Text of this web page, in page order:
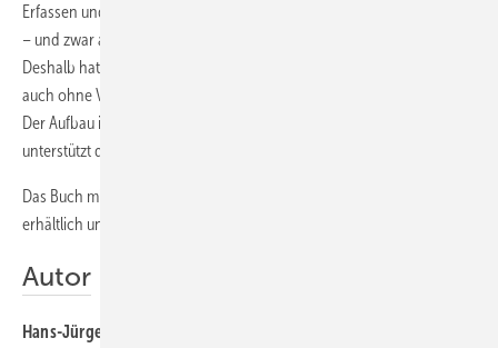
Erfassen und Erfüllen von Kundenwünschen, systematisch vermitteln
– und zwar auf einem Niveau, das seiner Zielgruppe zuträglich ist.
Deshalb hat er seine Handlungsanleitungen so aufgebaut, dass sie
auch ohne Vorwissen in Sachen Marketing leicht verständlich sind.
Der Aufbau ist systematisch in vielen Einzelschritten und wird jeweils
unterstützt durch Checklisten und Beispiele.
Das Buch mit der ISBN 978-3-89578-349-4 ist im Buchhandel
erhältlich und kostet 24,90 Euro.
Autor
Hans-Jürgen Borchardt